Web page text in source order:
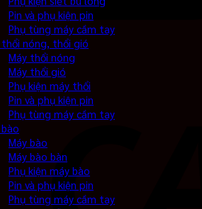
Pin và phụ kiện pin
Phụ tùng máy cầm tay
thổi nóng, thổi gió
Máy thổi nóng
Máy thổi gió
Phụ kiện máy thổi
Pin và phụ kiện pin
Phụ tùng máy cầm tay
Máy bào
Máy bào bàn
Phụ kiện máy bào
Pin và phụ kiện pin
Phụ tùng máy cầm tay